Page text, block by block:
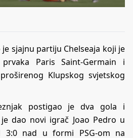
sjajnu partiju Chelseaja koji je
Paris Saint-Germain i
Klupskog svjetskog
postigao je dva gola i
dao novi igrač Joao Pedro u
3:0 nad u formi PSG-om na